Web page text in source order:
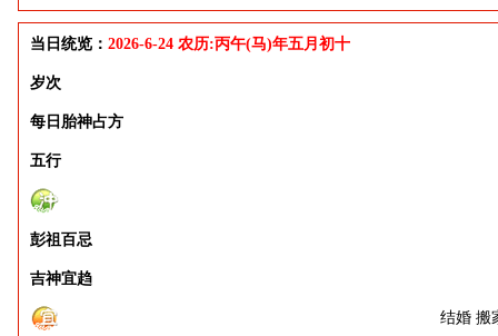
当日统览： 2026-6-24 农历:丙午(马)年五月初十
岁次
每日胎神占方
五行
彭祖百忌
吉神宜趋
结婚 搬